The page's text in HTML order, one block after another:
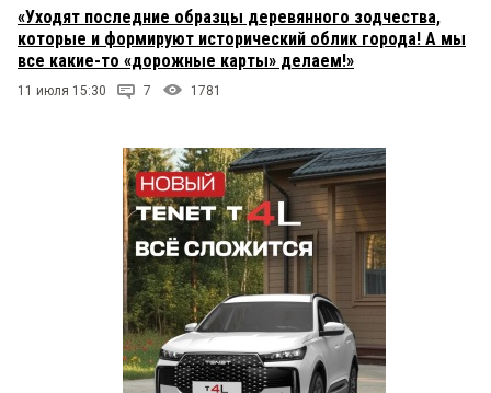
«Уходят последние образцы деревянного зодчества,
которые и формируют исторический облик города! А мы
все какие-то «дорожные карты» делаем!»
11 июля 15:30 7 1781